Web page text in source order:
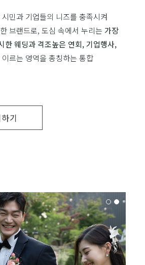
시민과 기업들의 니즈를 충족시켜
브랜드로, 도심 속에서 누리는 가장
한 웨딩과 격조높은 연회, 기업행사,
이르는 영역을 총칭하는 통합
기